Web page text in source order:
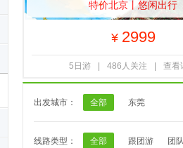
特价北京丨悠闲出行
¥ 2999
5日游 486人关注 查看
出发城市： 全部 东莞
线路类型： 全部 跟团游 团